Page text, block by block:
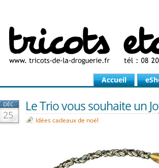
Accueil
DÉC
25
Le Trio vous souhaite un
Idées cadeaux de noël